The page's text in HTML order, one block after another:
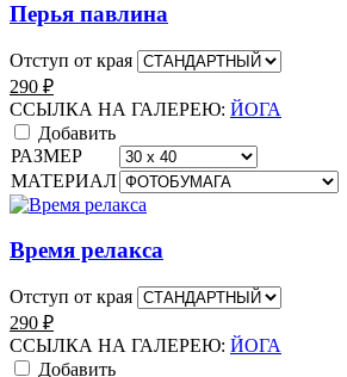
Перья павлина
Отступ от края
290 ₽
ССЫЛКА НА ГАЛЕРЕЮ: ЙОГА
Добавить
РАЗМЕР
МАТЕРИАЛ
Время релакса
Отступ от края
290 ₽
ССЫЛКА НА ГАЛЕРЕЮ: ЙОГА
Добавить